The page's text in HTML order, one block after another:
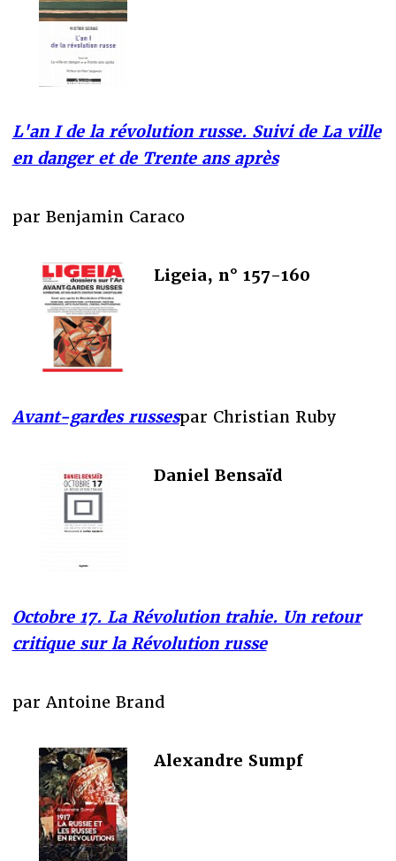
L'an I de la révolution russe. Suivi de La ville
en danger et de Trente ans après
par Benjamin Caraco
Ligeia, n° 157-160
Avant-gardes russespar Christian Ruby
Daniel Bensaïd
Octobre 17. La Révolution trahie. Un retour
critique sur la Révolution russe
par Antoine Brand
Alexandre Sumpf